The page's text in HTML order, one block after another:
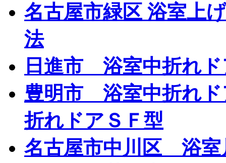
名古屋市緑区 浴室
法
日進市 浴室中折れ
豊明市 浴室中折れ
折れドアＳＦ型
名古屋市中川区 浴室